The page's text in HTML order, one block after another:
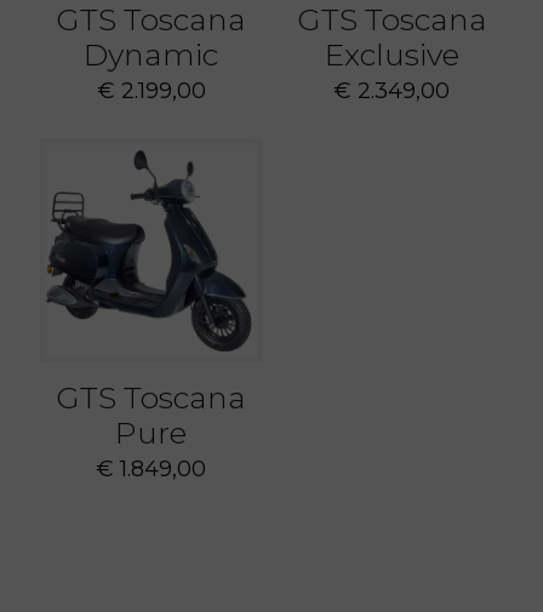
GTS Toscana
Dynamic
€ 2.199,00
GTS Toscana
Exclusive
€ 2.349,00
GTS Toscana
Pure
€ 1.849,00